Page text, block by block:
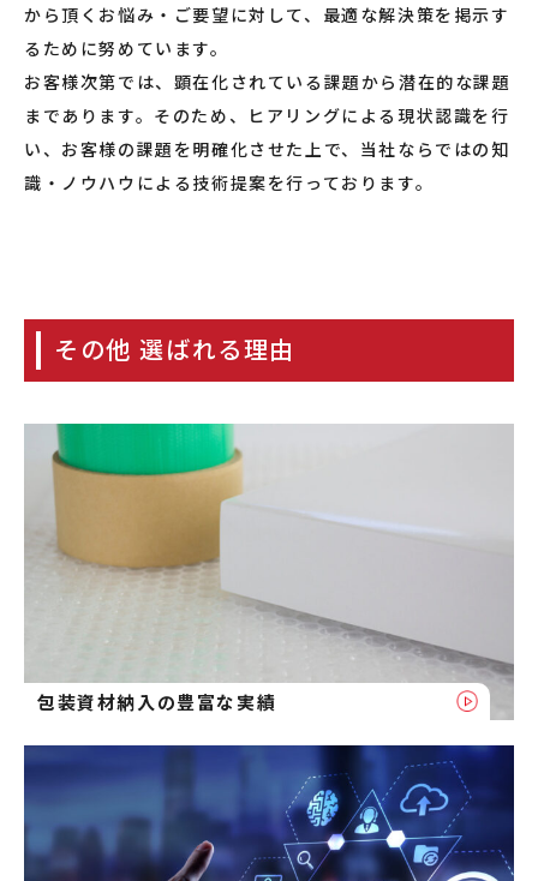
から頂くお悩み・ご要望に対して、最適な解決策を掲示す
るために努めています。
お客様次第では、顕在化されている課題から潜在的な課題
まであります。そのため、ヒアリングによる現状認識を行
い、お客様の課題を明確化させた上で、当社ならではの知
識・ノウハウによる技術提案を行っております。
その他 選ばれる理由
包装資材納入の豊富な実績